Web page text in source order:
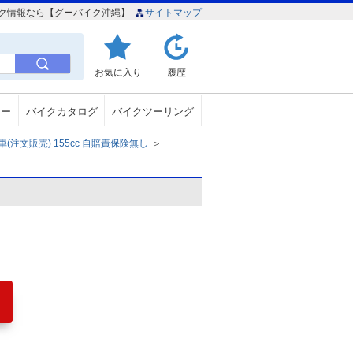
報なら【グーバイク沖縄】 サイトマップ
お気に入り 履歴
バイクカタログ バイクツーリング
注文販売) 155cc 自賠責保険無し ＞